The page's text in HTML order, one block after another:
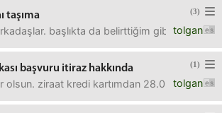
(3)
taşıma
tolgan
başlıkta da belirttiğim gibi yeğenim
(1)
başvuru itiraz hakkında
tolgan
olsun. ziraat kredi kartımdan 28.03 tarihinde